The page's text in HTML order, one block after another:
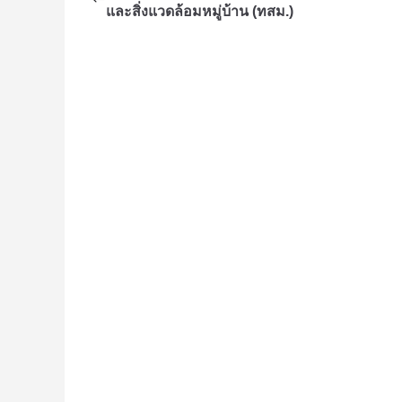
และสิ่งแวดล้อมหมู่บ้าน (ทสม.)